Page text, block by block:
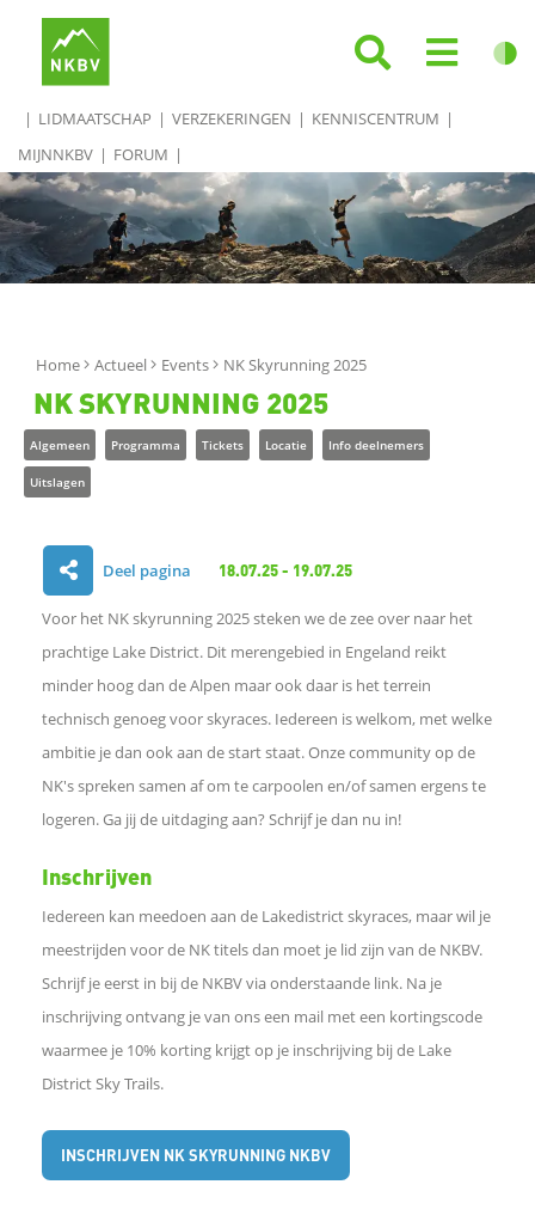
LIDMAATSCHAP VERZEKERINGEN
KENNISCENTRUM
MIJNNKBV
FORUM
Home Actueel Events NK Skyrunning 2025
NK SKYRUNNING 2025
Algemeen Programma Tickets Locatie Info deelnemers
Uitslagen
Deel pagina 18.07.25 - 19.07.25
l
e
n
o
F
a
Voor het NK skyrunning 2025 steken we de zee over naar het
prachtige Lake District. Dit merengebied in Engeland reikt
minder hoog dan de Alpen maar ook daar is het terrein
technisch genoeg voor skyraces. Iedereen is welkom, met welke
ambitie je dan ook aan de start staat. Onze community op de
NK's spreken samen af om te carpoolen en/of samen ergens te
logeren. Ga jij de uitdaging aan? Schrijf je dan nu in!
Inschrijven
Iedereen kan meedoen aan de Lakedistrict skyraces, maar wil je
meestrijden voor de NK titels dan moet je lid zijn van de NKBV.
Schrijf je eerst in bij de NKBV via onderstaande link. Na je
inschrijving ontvang je van ons een mail met een kortingscode
waarmee je 10% korting krijgt op je inschrijving bij de Lake
District Sky Trails.
INSCHRIJVEN NK SKYRUNNING NKBV